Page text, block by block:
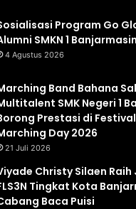
Program Go
SMKN 1 Banjarmasin
4 Agustus 2026
Band Bahana
SMK Negeri 1
Prestasi di
Day 2026
21 Juli 2026
Christy Silaen Raih
Tingkat Kota
Baca Puisi